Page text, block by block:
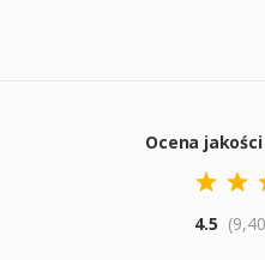
Ocena jakości
4.5